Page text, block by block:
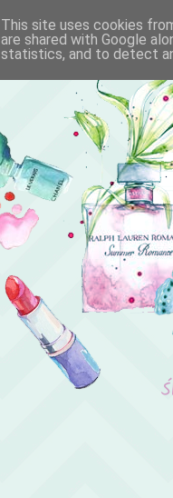
This site uses cookies
are shared with Google
statistics, and to detect